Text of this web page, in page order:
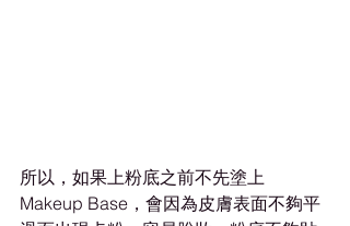
所以，如果上粉底之前不先塗上
Makeup Base，會因為皮膚表面不夠平